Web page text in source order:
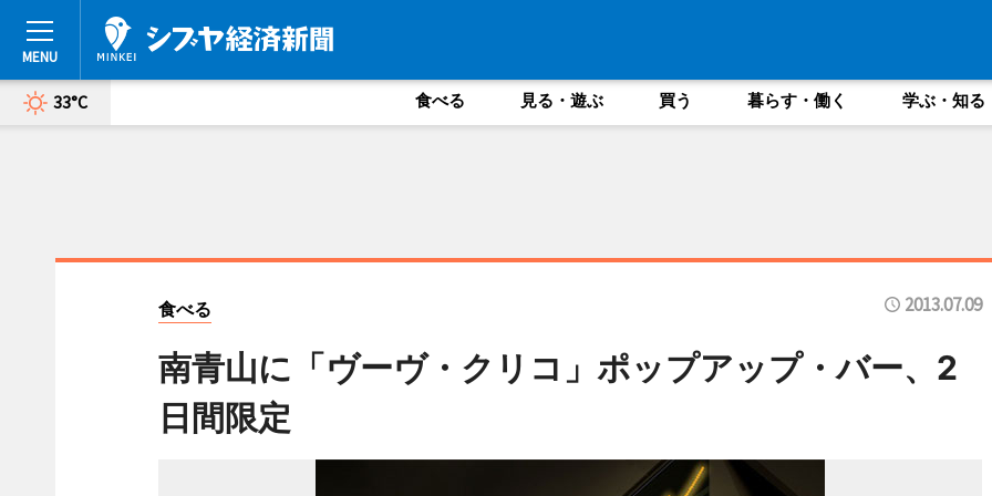
33°C 食べる 見る・遊ぶ 買う 暮らす・働く 学ぶ・知る
食べる 2013.07.09
南青山に「ヴーヴ・クリコ」ポップアップ・バー、2
日間限定